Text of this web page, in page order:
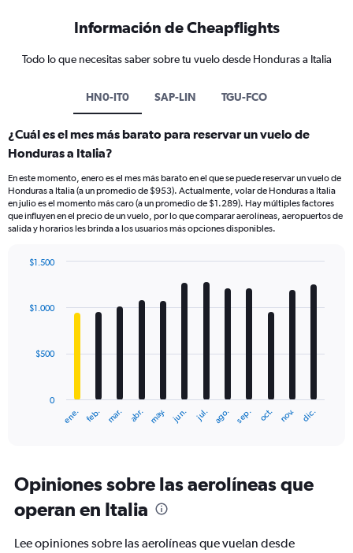
Información de Cheapflights
Todo lo que necesitas saber sobre tu vuelo desde Honduras a Italia
HN0-IT0 SAP-LIN TGU-FCO
¿Cuál es el mes más barato para reservar un vuelo de
Honduras a Italia?
En este momento, enero es el mes más barato en el que se puede reservar un vuelo de
Honduras a Italia (a un promedio de $953). Actualmente, volar de Honduras a Italia
en julio es el momento más caro (a un promedio de $1.289). Hay múltiples factores
que influyen en el precio de un vuelo, por lo que comparar aerolíneas, aeropuertos de
salida y horarios les brinda a los usuarios más opciones disponibles.
with
12
The
Range:
12
categories.
The
chart
ene. feb. mar. abr. may. jun. jul. ago. sep. oct. nov. dic.
0
$500
$1.000
$1.500
Opiniones sobre las aerolíneas que
operan en Italia
Lee opiniones sobre las aerolíneas que vuelan desde